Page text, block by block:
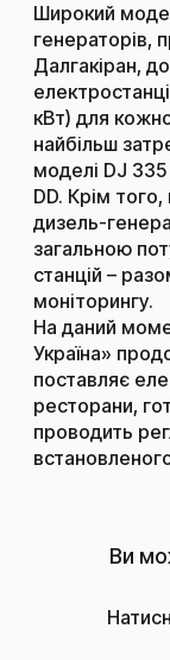
Широкий
генераторів,
Далгакіран,
кВт) для
найбільш
моделі DJ 335
DD. Крім того,
дизель-
загальною
станцій –
моніторингу.
На даний
Україна»
поставляє
ресторани,
проводить
Ви